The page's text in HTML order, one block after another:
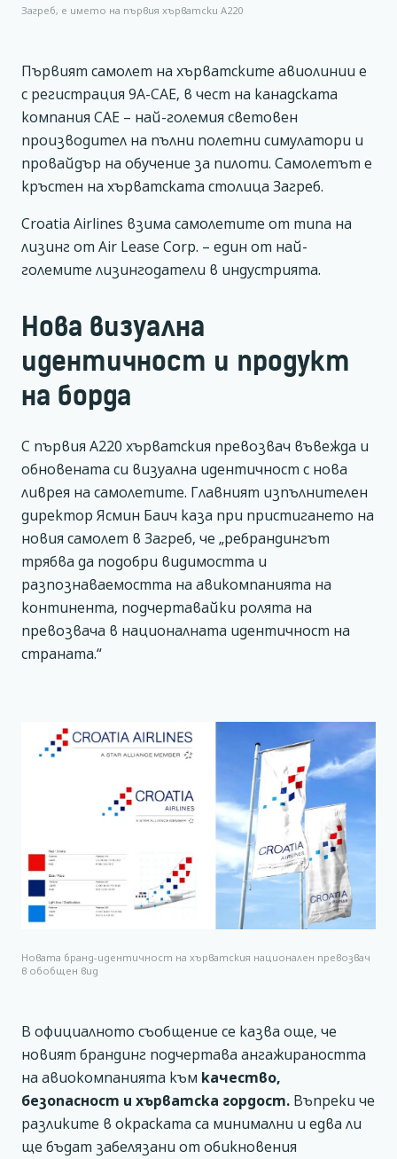
Загреб, е името на първия хърватски А220
Първият самолет на хърватските авиолинии е
с регистрация 9A-CAE, в чест на канадската
компания CAE – най-големия световен
производител на пълни полетни симулатори и
провайдър на обучение за пилоти. Самолетът е
кръстен на хърватската столица Загреб.
Croatia Airlines взима самолетите от типа на
лизинг от Air Lease Corp. – един от най-
големите лизингодатели в индустрията.
Нова визуална
идентичност и продукт
на борда
С първия А220 хърватския превозвач въвежда и
обновената си визуална идентичност с нова
ливрея на самолетите. Главният изпълнителен
директор Ясмин Баич каза при пристигането на
новия самолет в Загреб, че „ребрандингът
трябва да подобри видимостта и
разпознаваемостта на авикомпанията на
континента, подчертавайки ролята на
превозвача в националната идентичност на
страната.“
Новата бранд-идентичност на хърватския национален превозвач
в обобщен вид
В официалното съобщение се казва още, че
новият брандинг подчертава ангажираността
на авиокомпанията към качество,
безопасност и хърватска гордост. Въпреки че
разликите в окраската са минимални и едва ли
ще бъдат забелязани от обикновения